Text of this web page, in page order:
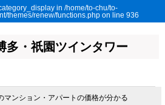
in /home/to-chu/to-
themes/renew/functions.php on line 936
多・祇園ツインタワー
マンション・アパートの価格が分かる